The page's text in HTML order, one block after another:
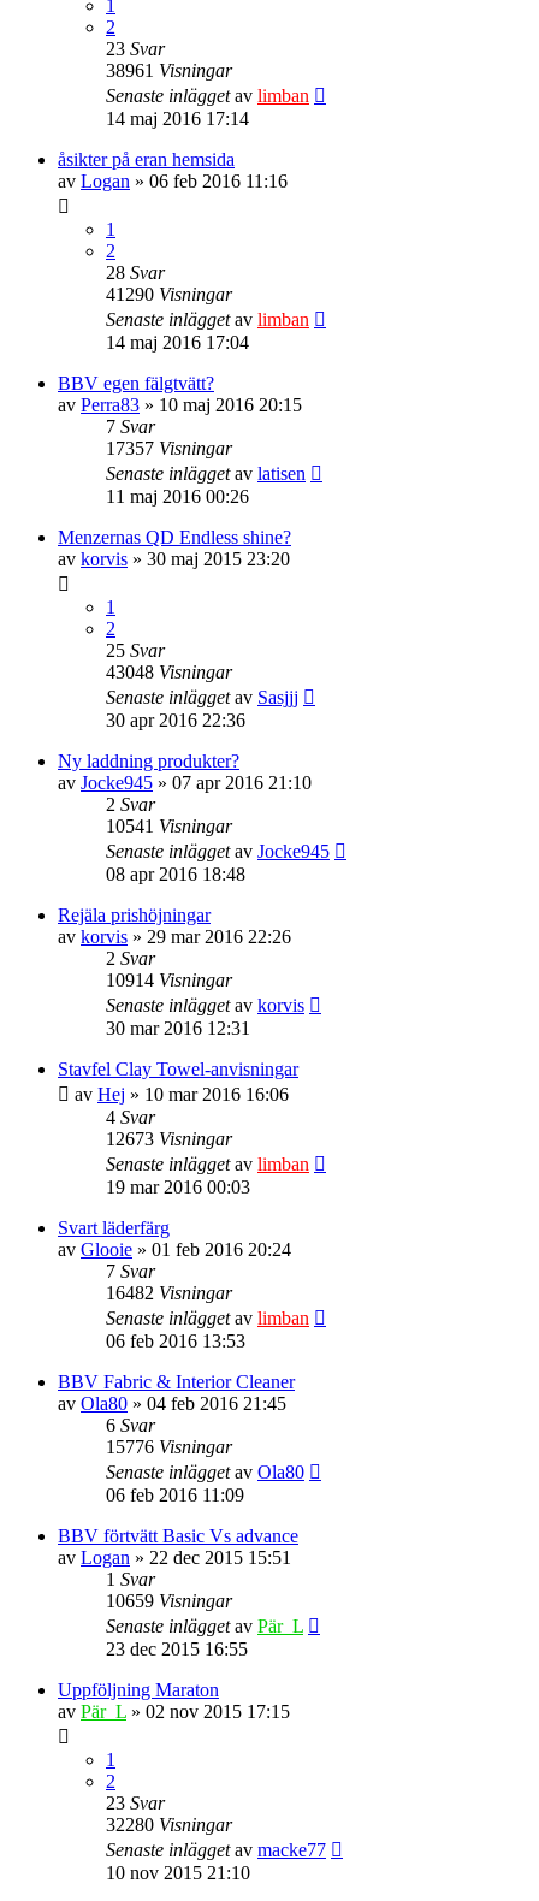
1
2
23 Svar
38961 Visningar
Senaste inläggetav limban
14 maj 2016 17:14
åsikter på eran hemsida
av Logan » 06 feb 2016 11:16
1
2
28 Svar
41290 Visningar
Senaste inläggetav limban
14 maj 2016 17:04
BBV egen fälgtvätt?
av Perra83 » 10 maj 2016 20:15
7 Svar
17357 Visningar
Senaste inläggetav latisen
11 maj 2016 00:26
Menzernas QD Endless shine?
av korvis » 30 maj 2015 23:20
1
2
25 Svar
43048 Visningar
Senaste inläggetav Sasjjj
30 apr 2016 22:36
Ny laddning produkter?
av Jocke945 » 07 apr 2016 21:10
2 Svar
10541 Visningar
Senaste inläggetav Jocke945
08 apr 2016 18:48
Rejäla prishöjningar
av korvis » 29 mar 2016 22:26
2 Svar
10914 Visningar
Senaste inläggetav korvis
30 mar 2016 12:31
Stavfel Clay Towel-anvisningar
av Hej » 10 mar 2016 16:06
4 Svar
12673 Visningar
Senaste inläggetav limban
19 mar 2016 00:03
Svart läderfärg
av Glooie » 01 feb 2016 20:24
7 Svar
16482 Visningar
Senaste inläggetav limban
06 feb 2016 13:53
BBV Fabric & Interior Cleaner
av Ola80 » 04 feb 2016 21:45
6 Svar
15776 Visningar
Senaste inläggetav Ola80
06 feb 2016 11:09
BBV förtvätt Basic Vs advance
av Logan » 22 dec 2015 15:51
1 Svar
10659 Visningar
Senaste inläggetav Pär_L
23 dec 2015 16:55
Uppföljning Maraton
av Pär_L » 02 nov 2015 17:15
1
2
23 Svar
32280 Visningar
Senaste inläggetav macke77
10 nov 2015 21:10